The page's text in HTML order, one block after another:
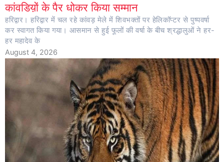
कांवडिय़ों के पैर धोकर किया सम्मान
हरिद्वार। हरिद्वार में चल रहे कांवड़ मेले में शिवभक्तों पर हेलिकॉप्टर से पुष्पवर्षा
कर स्वागत किया गया। आसमान से हुई फूलों की वर्षा के बीच श्रद्धालुओं ने हर-
हर महादेव के
August 4, 2026